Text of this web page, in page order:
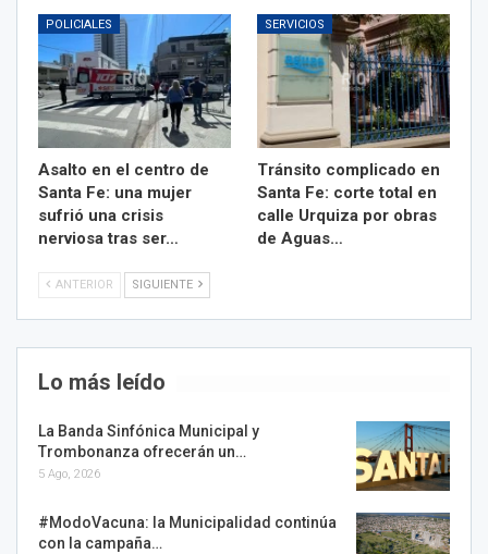
POLICIALES
Asalto en el centro de
Santa Fe: una mujer
sufrió una crisis
nerviosa tras ser…
SERVICIOS
Tránsito complicado en
Santa Fe: corte total en
calle Urquiza por obras
de Aguas…
ANTERIOR SIGUIENTE
Lo más leído
La Banda Sinfónica Municipal y
Trombonanza ofrecerán un…
5 Ago, 2026
#ModoVacuna: la Municipalidad continúa
con la campaña…